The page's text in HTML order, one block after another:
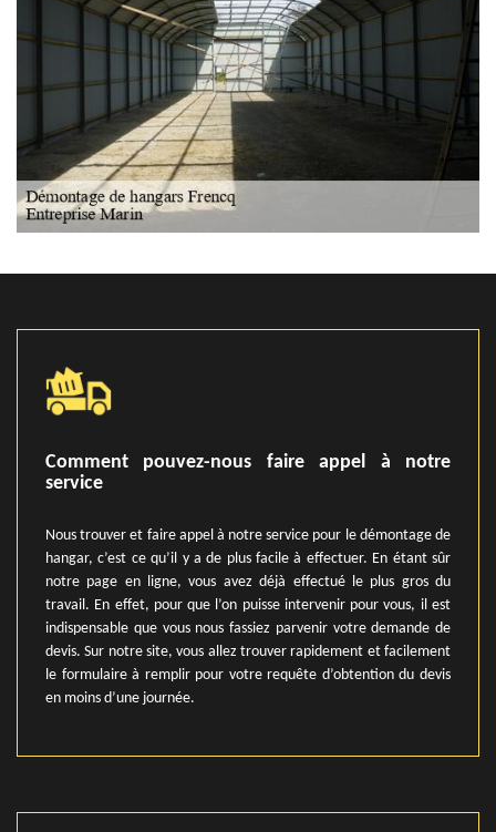
Comment pouvez-nous faire appel à notre
service
Nous trouver et faire appel à notre service pour le démontage de
hangar, c’est ce qu’il y a de plus facile à effectuer. En étant sûr
notre page en ligne, vous avez déjà effectué le plus gros du
travail. En effet, pour que l’on puisse intervenir pour vous, il est
indispensable que vous nous fassiez parvenir votre demande de
devis. Sur notre site, vous allez trouver rapidement et facilement
le formulaire à remplir pour votre requête d’obtention du devis
en moins d’une journée.